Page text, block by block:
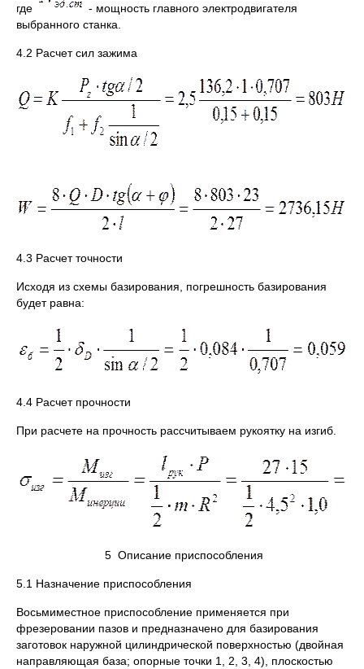
где
- мощность главного электродвигателя
выбранного станка.
4.2 Расчет сил зажима
4.3 Расчет точности
Исходя из схемы базирования, погрешность базирования
будет равна:
4.4 Расчет прочности
При расчете на прочность рассчитываем рукоятку на изгиб.
5 Описание приспособления
5.1 Назначение приспособления
Восьмиместное приспособление применяется при
фрезеровании пазов и предназначено для базирования
заготовок наружной цилиндрической поверхностью (двойная
направляющая база; опорные точки 1, 2, 3, 4), плоскостью